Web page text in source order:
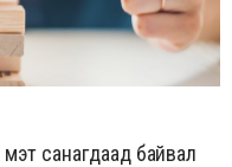
санагдаад байвал